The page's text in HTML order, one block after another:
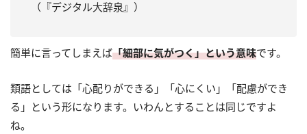
（『デジタル大辞泉』）
簡単に言ってしまえば「細部に気がつく」という意味です。
類語としては「心配りができる」「心にくい」「配慮ができ
る」という形になります。いわんとすることは同じですよ
ね。